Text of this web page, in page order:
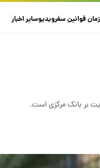
قوانین سفرویدیوسایراخبار
بر بانک مرکزی است‌.